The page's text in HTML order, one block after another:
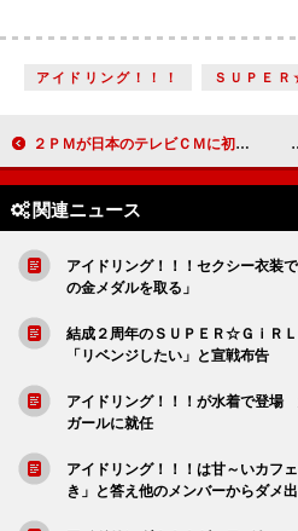
アイドリング！！！ ＳＵＰＥ
２ＰＭが日本のテレビＣＭに初登場 ５月には武道館でコンサートも
関連ニュース
アイドリング！！！セクシー衣装
の金メダルを取る」
結成２周年のＳＵＰＥＲ☆ＧｉＲ
「リベンジしたい」と宣戦布告
アイドリング！！！が水着で登場
ガールに就任
アイドリング！！！は甘～いカフ
き」と答え他のメンバーからダメ